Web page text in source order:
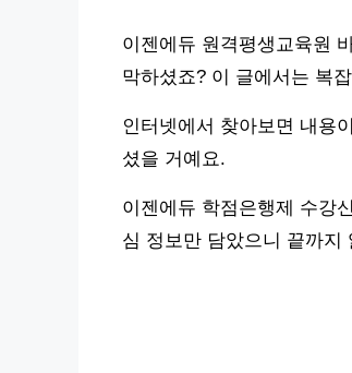
이젠에듀 원격평생교육원
막하셨죠? 이 글에서는 복
인터넷에서 찾아보면 내용
셨을 거예요.
이젠에듀 학점은행제 수강
심 정보만 담았으니 끝까지